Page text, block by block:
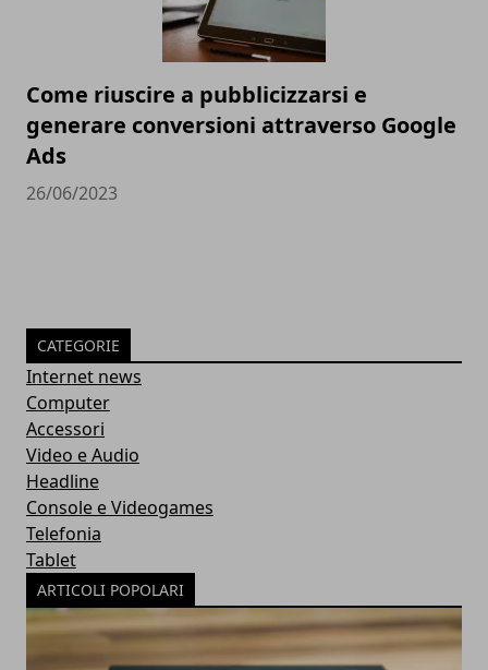
Come riuscire a pubblicizzarsi e
generare conversioni attraverso Google
Ads
26/06/2023
CATEGORIE
Internet news
Computer
Accessori
Video e Audio
Headline
Console e Videogames
Telefonia
Tablet
ARTICOLI POPOLARI